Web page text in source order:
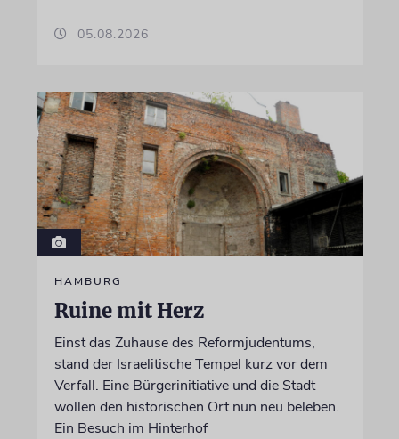
05.08.2026
HAMBURG
Ruine mit Herz
Einst das Zuhause des Reformjudentums,
stand der Israelitische Tempel kurz vor dem
Verfall. Eine Bürgerinitiative und die Stadt
wollen den historischen Ort nun neu beleben.
Ein Besuch im Hinterhof